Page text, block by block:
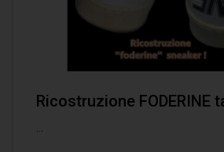
Ricostruzione FODERINE